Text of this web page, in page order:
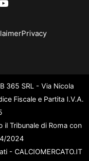
Privacy
365 SRL - Via Nicola
Fiscale e Partita I.V.A.
il Tribunale di Roma con
2024
- CALCIOMERCATO.IT